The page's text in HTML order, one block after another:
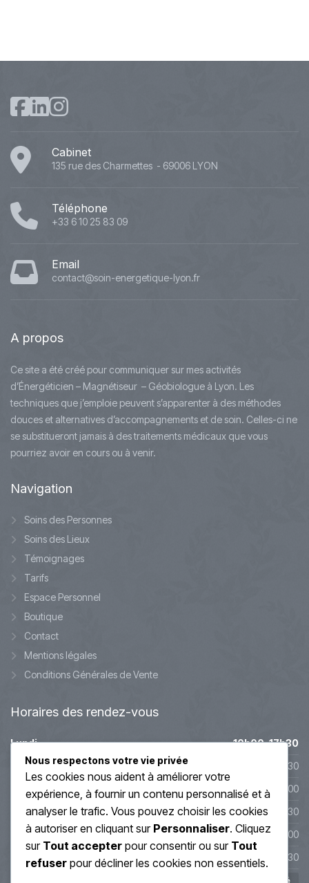
Cabinet
135 rue des Charmettes - 69006 LYON
Téléphone
+33 6 10 25 83 09
Email
contact@soin-energetique-lyon.fr
A propos
Ce site a été créé pour communiquer sur mes activités
d’Énergéticien – Magnétiseur – Géobiologue à Lyon. Les
techniques que j’emploie peuvent s’apparenter à des méthodes
douces et alternatives d’accompagnements et de soin. Celles-ci ne
se substitueront jamais à des traitements médicaux que vous
pourriez avoir en cours ou à venir.
Navigation
Soins des Personnes
Soins des Lieux
Témoignages
Tarifs
Espace Personnel
Boutique
Contact
Mentions légales
Conditions Générales de Vente
Horaires des rendez-vous
Lundi
10h00-17h30
Mardi
10h00-17h30
Mercredi
9h45-20h00
Jeudi
10h00-19h30
Vendredi
10h00-19h00
Samedi
10h00-17h30
Fermé
Nous respectons votre vie privée
Les cookies nous aident à améliorer votre
expérience, à fournir un contenu personnalisé et à
analyser le trafic. Vous pouvez choisir les cookies
à autoriser en cliquant sur Personnaliser. Cliquez
sur Tout accepter pour consentir ou sur Tout
refuser pour décliner les cookies non essentiels.